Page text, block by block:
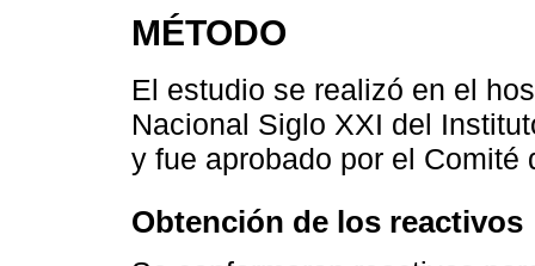
MÉTODO
El estudio se realizó en el
Nacional Siglo XXI del
y fue aprobado por el
Obtención de los reactivos